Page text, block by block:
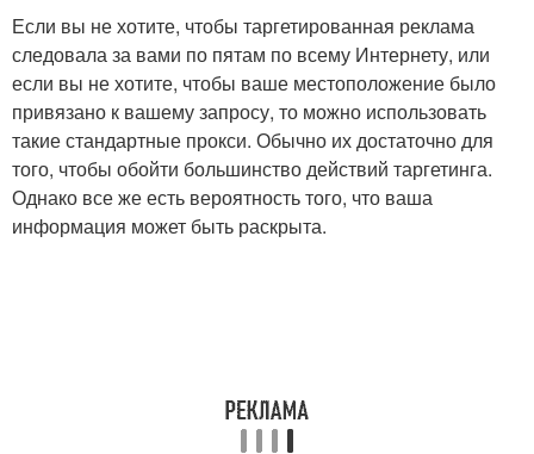
Если вы не хотите, чтобы таргетированная реклама
следовала за вами по пятам по всему Интернету, или
если вы не хотите, чтобы ваше местоположение было
привязано к вашему запросу, то можно использовать
такие стандартные прокси. Обычно их достаточно для
того, чтобы обойти большинство действий таргетинга.
Однако все же есть вероятность того, что ваша
информация может быть раскрыта.